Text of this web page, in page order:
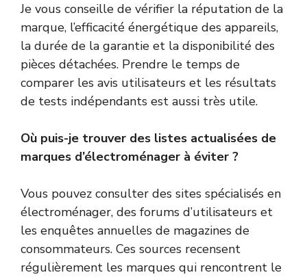
Je vous conseille de vérifier la réputation de la
marque, l’efficacité énergétique des appareils,
la durée de la garantie et la disponibilité des
pièces détachées. Prendre le temps de
comparer les avis utilisateurs et les résultats
de tests indépendants est aussi très utile.
Où puis-je trouver des listes actualisées de
marques d’électroménager à éviter ?
Vous pouvez consulter des sites spécialisés en
électroménager, des forums d’utilisateurs et
les enquêtes annuelles de magazines de
consommateurs. Ces sources recensent
régulièrement les marques qui rencontrent le